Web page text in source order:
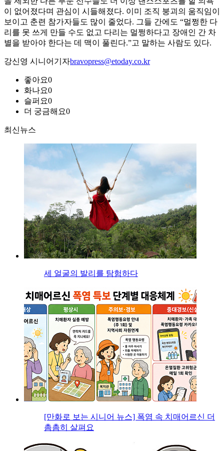
이 없어졌다며 관심이 시들해졌다. 이미 조직 붕괴의 움직임이
보이고 춘련 참가자들도 많이 줄었다. 그들 간에도 “멀쩡한 다
리를 못 쓰게 만들 수도 없고 다리는 멀쩡하다고 장애인 간 차
별을 받아야 한다는 데 맥이 풀린다.”고 말하는 사람도 있다.
강신영 시니어기자bravopress@etoday.co.kr
좋아요0
화나요0
슬퍼요0
더 궁금해요0
최신뉴스
세 얼굴의 발리를 탐험하다
[만화로 보는 시니어 뉴스] 폭염 속 치매어르신 더
촘촘히 살펴요